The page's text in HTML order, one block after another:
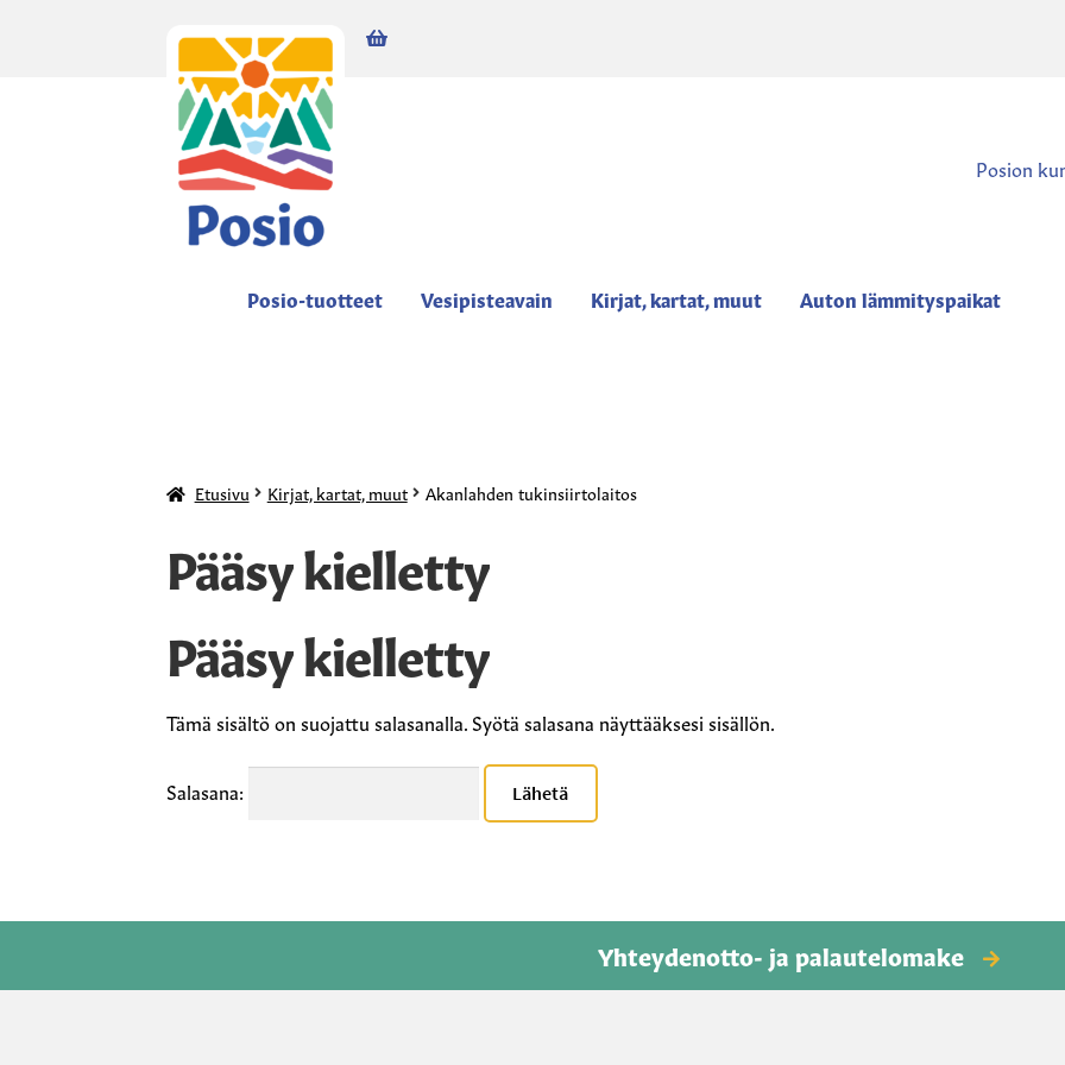
0,00€ 0 tuotetta
Posion
Posio-tuotteet Vesipisteavain Kirjat, kartat, muut Auton lämmityspaikat
Etusivu Kirjat, kartat, muut Akanlahden tukinsiirtolaitos
Pääsy kielletty
Pääsy kielletty
Tämä sisältö on suojattu salasanalla. Syötä salasana näyttääksesi sisällön.
Salasana:
Yhteydenotto- ja palautelomake